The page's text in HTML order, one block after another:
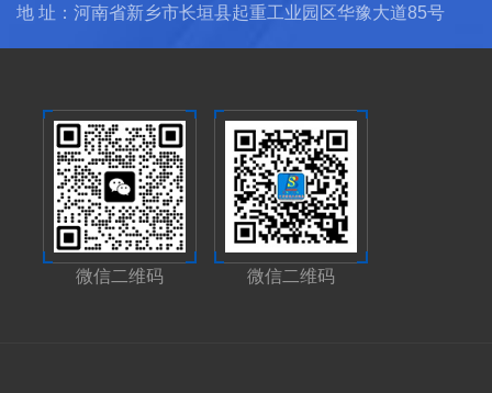
地 址：河南省新乡市长垣县起重工业园区华豫大道85号
微信二维码 微信二维码